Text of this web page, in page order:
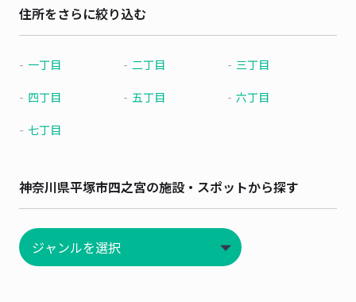
住所をさらに絞り込む
一丁目 二丁目 三丁目
四丁目 五丁目 六丁目
七丁目
神奈川県平塚市四之宮の施設・スポットから探す